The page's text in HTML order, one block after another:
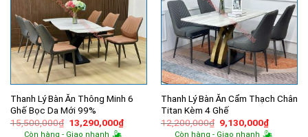
Thanh Lý Bàn Ăn Thông Minh 6
Ghế Bọc Da Mới 99%
15,500,000₫ Giá
gốc
13,290,000₫Giá
hiện
Còn hàng - Giao nhanh
Thanh Lý Bàn Ăn Cẩm Thạch Chân
Titan Kèm 4 Ghế
12,200,000₫ Giá
gốc
9,130,000₫Giá
hiện
Còn hàng - Giao nhanh